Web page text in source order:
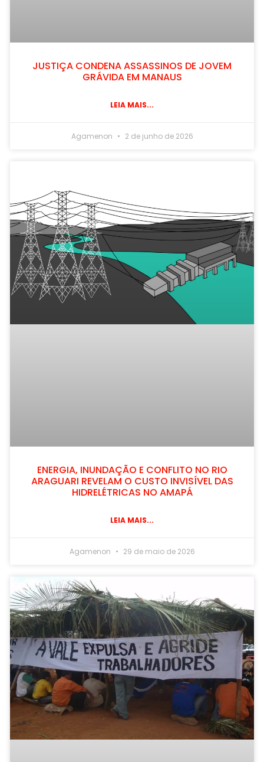
JUSTIÇA CONDENA ASSASSINOS DE JOVEM
GRÁVIDA EM MANAUS
LEIA MAIS...
Agamenon 2 de junho de 2026
ENERGIA, INUNDAÇÃO E CONFLITO NO RIO
ARAGUARI REVELAM O CUSTO INVISÍVEL DAS
HIDRELÉTRICAS NO AMAPÁ
LEIA MAIS...
Agamenon 29 de maio de 2026